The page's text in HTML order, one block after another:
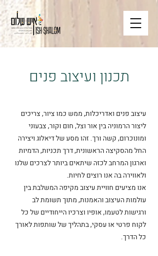
תכנון ועיצוב פנים
עיצוב פנים ואדריכלות, ממש כמו ציור, צריכים
ליצור הרמוניה בין אור וצל, חום וקור, צבעוני
ומונוכרום, קשה ורך. זהו מסע של דיאלוג ויצירה
החל מהסקיצה הראשונית, דרך תכניות, הדמיות
וארגון המרחב לכזה שיתאים ביותר לצרכים שלנו
ולאווירה בה אנו רוצים לחיות.
אנו מציעים חוויית עיצוב מקיפה המשלבת בין
עולמות העיצוב והאמנות, מתוך תשומת לב
ורגישות לטעמו, אופיו וצרכיו הייחודיים של כל
לקוח פרטי או עסקי, בתהליך של שותפות לאורך
כל הדרך.